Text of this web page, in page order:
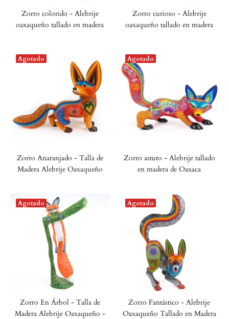
Zorro colorido - Alebrije
oaxaqueño tallado en madera
Zorro curioso - Alebrije
oaxaqueño tallado en madera
Agotado
Zorro Anaranjado - Talla de
Madera Alebrije Oaxaqueño
Agotado
Zorro astuto - Alebrije tallado
en madera de Oaxaca
Agotado
Zorro En Árbol - Talla de
Madera Alebrije Oaxaqueño -
Agotado
Zorro Fantástico - Alebrije
Oaxaqueño Tallado en Madera